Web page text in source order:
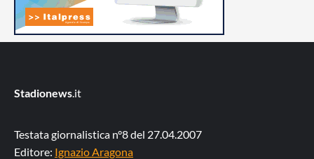
Stadionews.it
Testata giornalistica n°8 del 27.04.2007
Editore: Ignazio Aragona